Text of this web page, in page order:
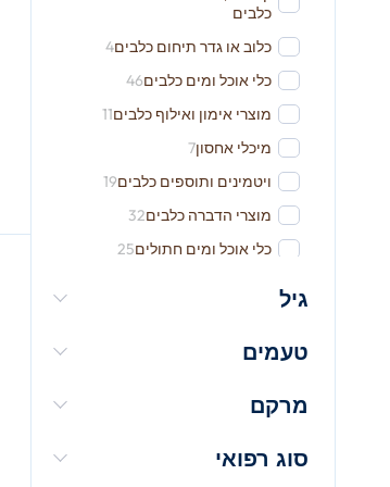
כלבים
כלוב או גדר תיחום כלבים4
כלי אוכל ומים כלבים46
מוצרי אימון ואילוף כלבים11
מיכלי אחסון7
ויטמינים ותוספים כלבים19
מוצרי הדברה כלבים32
כלי אוכל ומים חתולים25
מרכך כלבים
קוצץ ציפורניים כלבים
היגיינת הפה כלבים
גיל
טעמים
מרקם
סוג רפואי